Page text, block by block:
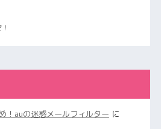
！auの迷惑メールフィルター に